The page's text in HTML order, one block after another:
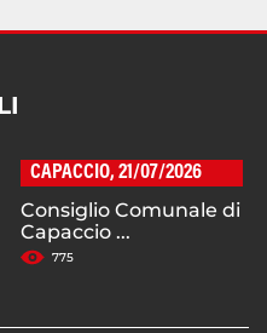
CAPACCIO, 21/07/2026
Consiglio Comunale di
Capaccio ...
775